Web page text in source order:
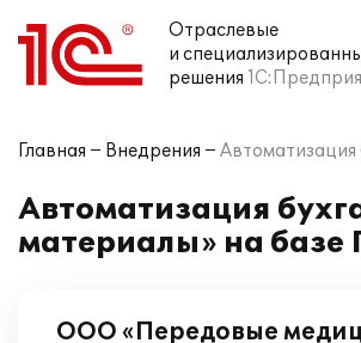
Отраслевые
и
решения
Главная Внедрения
Автоматизация
материалы» на
ООО «Передовые